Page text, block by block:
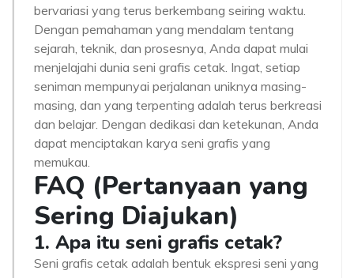
bervariasi yang terus berkembang seiring waktu.
Dengan pemahaman yang mendalam tentang
sejarah, teknik, dan prosesnya, Anda dapat mulai
menjelajahi dunia seni grafis cetak. Ingat, setiap
seniman mempunyai perjalanan uniknya masing-
masing, dan yang terpenting adalah terus berkreasi
dan belajar. Dengan dedikasi dan ketekunan, Anda
dapat menciptakan karya seni grafis yang
memukau.
FAQ (Pertanyaan yang
Sering Diajukan)
1. Apa itu seni grafis cetak?
Seni grafis cetak adalah bentuk ekspresi seni yang